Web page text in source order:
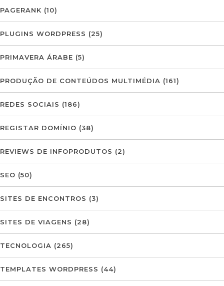
PAGERANK (10)
PLUGINS WORDPRESS (25)
PRIMAVERA ÁRABE (5)
PRODUÇÃO DE CONTEÚDOS MULTIMÉDIA (161)
REDES SOCIAIS (186)
REGISTAR DOMÍNIO (38)
REVIEWS DE INFOPRODUTOS (2)
SEO (50)
SITES DE ENCONTROS (3)
SITES DE VIAGENS (28)
TECNOLOGIA (265)
TEMPLATES WORDPRESS (44)